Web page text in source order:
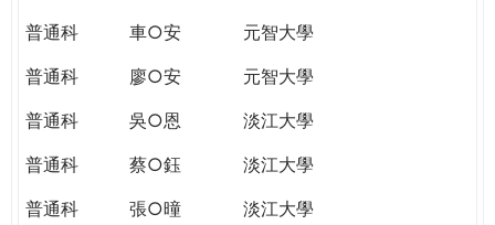
普通科
車○安
元智大學
普通科
廖○安
元智大學
普通科
吳○恩
淡江大學
普通科
蔡○鈺
淡江大學
普通科
張○曈
淡江大學